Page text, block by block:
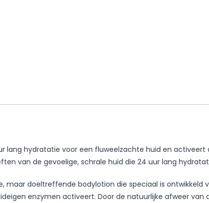
lang hydratatie voor een fluweelzachte huid en
van de gevoelige, schrale huid die 24 uur lang
maar doeltreffende bodylotion die speciaal is
enzymen activeert. Door de natuurlijke afweer